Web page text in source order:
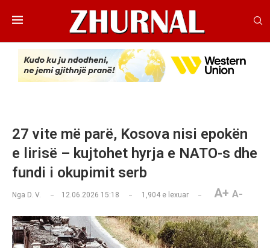
27 vite më parë, Kosova nisi epokën
e lirisë – kujtohet hyrja e NATO-s dhe
fundi i okupimit serb
Nga D. V. 12.06.2026 15:18 1,904 e lexuar A+ A-